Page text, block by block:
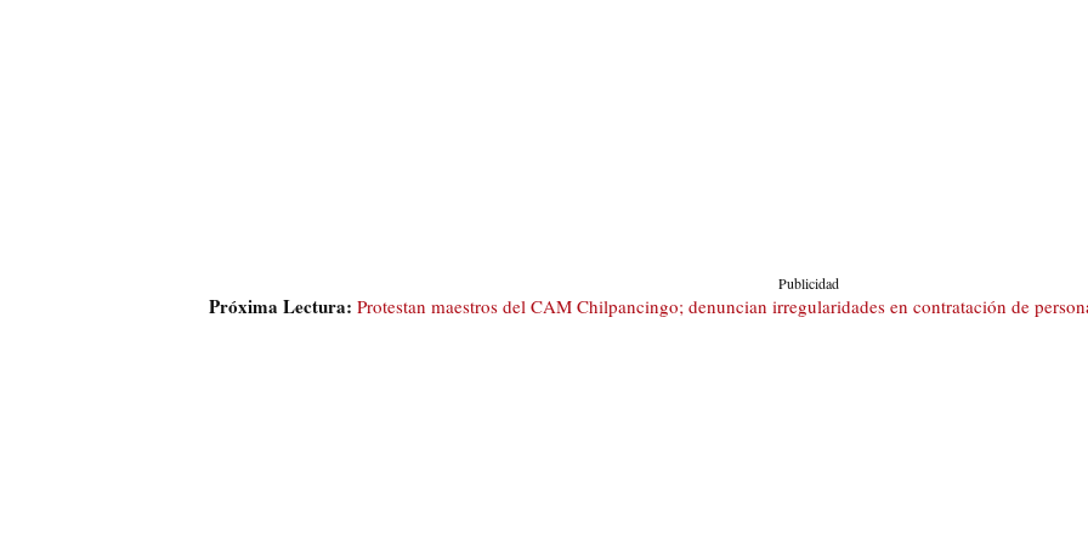
Publicidad
Próxima Lectura: Protestan maestros del CAM Chilpancingo; denuncian irregularidades en contratación de